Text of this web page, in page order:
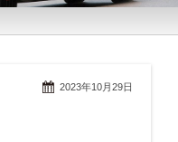
2023年10月29日